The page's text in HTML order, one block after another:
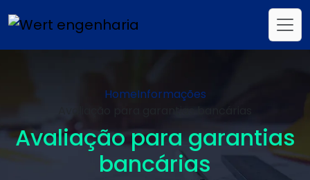
HomeInformações
Avaliação para garantias
bancárias